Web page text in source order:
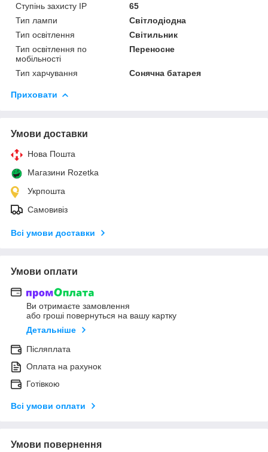
Ступінь захисту IP
65
Тип лампи
Світлодіодна
Тип освітлення
Світильник
Тип освітлення по
мобільності
Переносне
Тип харчування Сонячна батарея
Приховати
Умови доставки
Нова Пошта
Магазини Rozetka
Укрпошта
Самовивіз
Всі умови доставки
Умови оплати
Ви отримаєте замовлення
або гроші повернуться на вашу картку
Детальніше
Післяплата
Оплата на рахунок
Готівкою
Всі умови оплати
Умови повернення